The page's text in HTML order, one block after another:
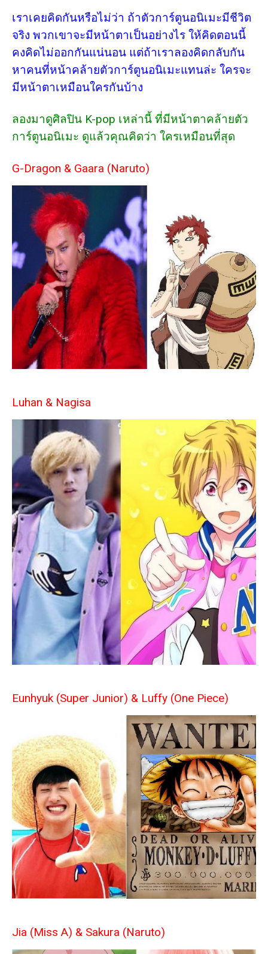
เราเคยคิดกันหรือไม่ว่า ถ้าตัวการ์ตูนอนิเมะมีชีวิต
จริง พวกเขาจะมีหน้าตาเป็นอย่างไร ให้คิดตอนนี้
คงคิดไม่ออกกันแน่นอน แต่ถ้าเราลองคิดกลับกัน
หาคนที่หน้าคล้ายตัวการ์ตูนอนิเมะแทนล่ะ ใครจะ
มีหน้าตาเหมือนใครกันบ้าง
ลองมาดูศิลปิน K-pop เหล่านี้ ที่มีหน้าตาคล้ายตัว
การ์ตูนอนิเมะ ดูแล้วคุณคิดว่า ใครเหมือนที่สุด
G-Dragon & Gaara (Naruto)
Luhan & Nagisa
Eunhyuk (Super Junior) & Luffy (One Piece)
Jia (Miss A) & Sakura (Naruto)